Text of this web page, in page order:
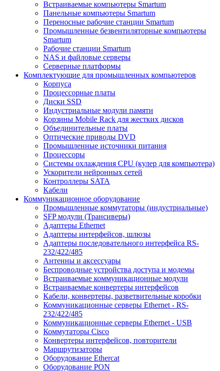
Встраиваемые компьютеры Smartum
Панельные компьютеры Smartum
Переносные рабочие станции Smartum
Промышленные безвентиляторные компьютеры
Smartum
Рабочие станции Smartum
NAS и файловые серверы
Серверные платформы
Комплектующие для промышленных компьютеров
Корпуса
Процессорные платы
Диски SSD
Индустриальные модули памяти
Корзины Mobile Rack для жестких дисков
Объединительные платы
Оптические приводы DVD
Промышленные источники питания
Процессоры
Системы охлаждения CPU (кулер для компьютера)
Ускорители нейронных сетей
Контроллеры SATA
Кабели
Коммуникационное оборудование
Промышленные коммутаторы (индустриальные)
SFP модули (Трансиверы)
Адаптеры Ethernet
Адаптеры интерфейсов, шлюзы
Адаптеры последовательного интерфейса RS-
232/422/485
Антенны и аксессуары
Беспроводные устройства доступа и модемы
Встраиваемые коммуникационные модули
Встраиваемые конвертеры интерфейсов
Кабели, конвертеры, разветвительные коробки
Коммуникационные серверы Ethernet - RS-
232/422/485
Коммуникационные серверы Ethernet - USB
Коммутаторы Cisco
Конвертеры интерфейсов, повторители
Маршрутизаторы
Оборудование Ethercat
Оборудование PON